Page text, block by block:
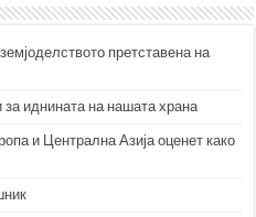
претставена на
иднината на нашата храна
и Централна Азија оценет како